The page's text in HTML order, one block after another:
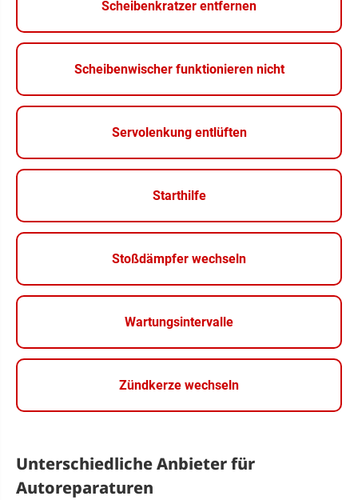
Scheibenkratzer entfernen
Scheibenwischer funktionieren nicht
Servolenkung entlüften
Starthilfe
Stoßdämpfer wechseln
Wartungsintervalle
Zündkerze wechseln
Unterschiedliche Anbieter für
Autoreparaturen